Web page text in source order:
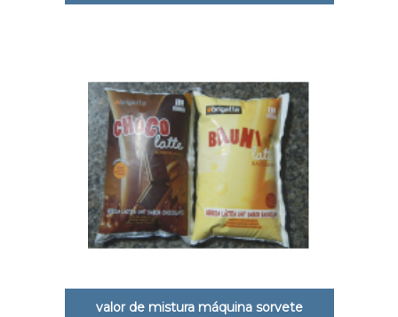
valor de mistura máquina sorvete